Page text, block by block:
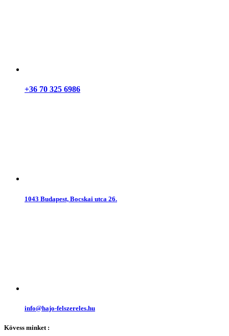
+36 70 325 6986
1043 Budapest, Bocskai utca 26.
info@hajo-felszereles.hu
Kövess minket :